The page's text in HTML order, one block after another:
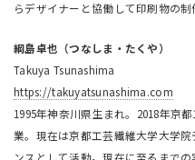
らデザイナーと協働して印刷物の制
綱島卓也（つなしま・たくや）
Takuya Tsunashima
https://takuyatsunashima.com
1995年神奈川県生まれ。2018年京
業。現在は京都工芸繊維大学大学
ンスとして活動。現在に至るまで